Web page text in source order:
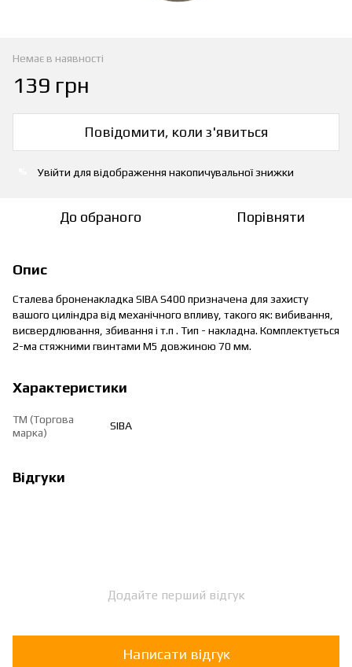
Немає в наявності
139 грн
Повідомити, коли з'явиться
Увійти для відображення накопичувальної знижки
До обраного Порівняти
Опис
Сталева броненакладка SIBA S400 призначена для захисту
вашого циліндра від механічного впливу, такого як: вибивання,
висвердлювання, збивання і т.п . Тип - накладна. Комплектується
2-ма стяжними гвинтами М5 довжиною 70 мм.
Характеристики
ТМ (Торгова
марка)
SIBA
Відгуки
Додайте перший відгук
Написати відгук